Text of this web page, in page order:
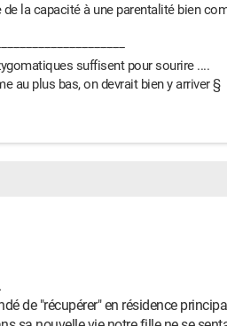
de la capacité à une parentalité bien
suffisent pour sourire ....
on devrait bien y arriver §
de "récupérer" en résidence